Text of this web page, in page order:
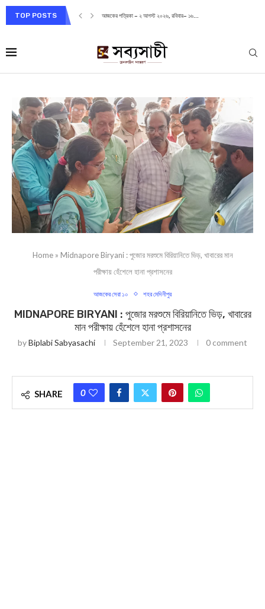
TOP POSTS আজকের পত্রিকা – ২ আগস্ট ২০২৬, রবিবার– ১৬...
Home» Midnapore Biryani : পুজোর মরশুমে বিরিয়ানিতে ভিড়, খাবারের মান
পরীক্ষায় হেঁশেলে হানা প্রশাসনের
আজকের সেরা ১০ শহর মেদিনীপুর
MIDNAPORE BIRYANI : পুজোর মরশুমে বিরিয়ানিতে ভিড়, খাবারের
মান পরীক্ষায় হেঁশেলে হানা প্রশাসনের
byBiplabi Sabyasachi September 21, 2023 0 comment
SHARE 0